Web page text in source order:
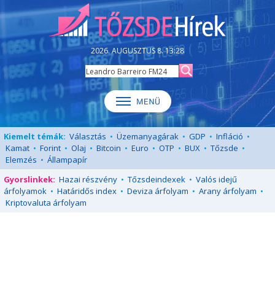
2026. AUGUSZTUS 8. 13:28
Kiemelt témák: Választás • Üzemanyagárak • GDP • Infláció •
Kamat • Forint • Olaj • Bitcoin • Euro • OTP • BUX • Tőzsde •
Elemzés • Állampapír
Gyorslinkek: Hazai részvény • Tőzsdeindexek • Valós idejű
árfolyamok • Határidős index • Deviza árfolyam • Arany árfolyam •
Kriptovaluta árfolyam